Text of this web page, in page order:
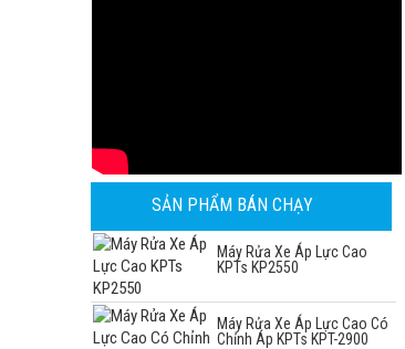
SẢN PHẨM BÁN CHẠY
Máy Rửa Xe Áp Lực Cao
KPTs KP2550
Máy Rửa Xe Áp Lực Cao Có
Chỉnh Áp KPTs KPT-2900